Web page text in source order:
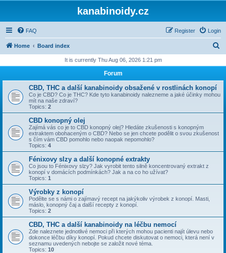
kanabinoidy.cz
FAQ Login
Register
Home Board index
r
It is currently Thu Aug 06, 2026 1:21 pm
Forum
CBD, THC a další kanabinoidy obsažené v rostlinách konopí
Co je CBD? Co je THC? Kde tyto kanabinoidy nalezneme a jaké účinky mohou
mít na naše zdraví?
Topics: 2
CBD konopný olej
Zajímá vás co je to CBD konopný olej? Hledáte zkušenosti s konopným
extraktem obohaceným o CBD? Nebo se jen chcete podělit o svou zkušenost
s čím vám CBD pomohlo nebo naopak nepomohlo?
Topics: 4
Fénixovy slzy a další konopné extrakty
Co jsou to Fénixovy slzy? Jak vyrobit tento silně koncentrovaný extrakt z
konopí v domácích podmínkách? Jak a na co ho užívat?
Topics: 1
Výrobky z konopí
Podělte se s námi o zajímavý recept na jakýkoliv výrobek z konopí. Masti,
máslo, konopný čaj a další recepty z konopí.
Topics: 2
CBD, THC a další kanabinoidy na léčbu nemocí
Zde naleznete jednotlivé nemoci při kterých mohou pacienti najít úlevu nebo
dokonce léčbu díky konopí. Pokud chcete diskutovat o nemoci, která není v
seznamu uvedených nebojte se založit nové téma.
Topics: 10